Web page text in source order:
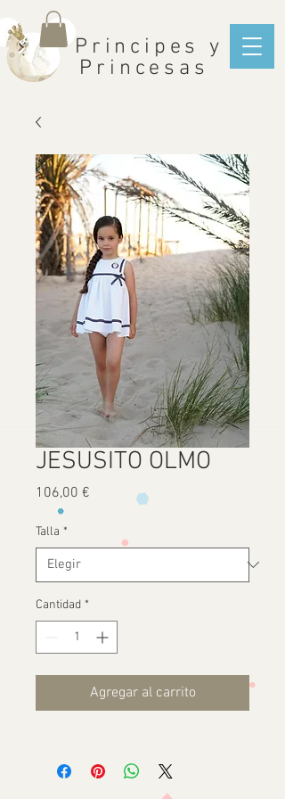
Principes y
Princesas
JESUSITO OLMO
106,00 €
Talla *
Cantidad *
Agregar al carrito